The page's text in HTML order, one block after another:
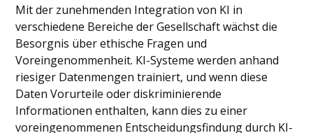
Mit der zunehmenden Integration von KI in
verschiedene Bereiche der Gesellschaft wächst die
Besorgnis über ethische Fragen und
Voreingenommenheit. KI-Systeme werden anhand
riesiger Datenmengen trainiert, und wenn diese
Daten Vorurteile oder diskriminierende
Informationen enthalten, kann dies zu einer
voreingenommenen Entscheidungsfindung durch KI-